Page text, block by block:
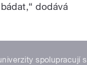
dodává
spolupracují s